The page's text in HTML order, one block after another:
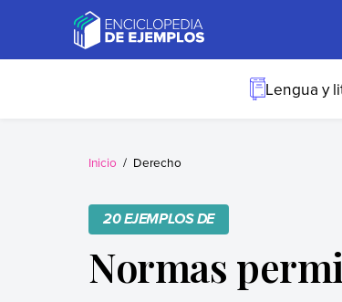
Ejemplos
Necesitas ejemplos.
Lengua y
Inicio Derecho
20 EJEMPLOS DE
Normas